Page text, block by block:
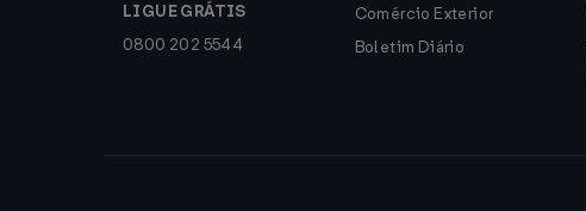
LIGUE GRÁTIS
0800 202 5544
Comércio Exterior
Boletim Diário